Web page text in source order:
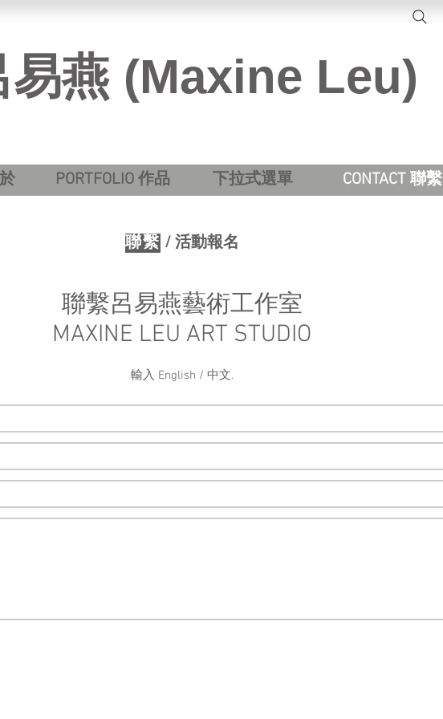
易燕 (Maxine Leu)
PORTFOLIO 作品 下拉式選單 CONTACT 聯繫
聯繫 / 活動報名
聯繫呂易燕藝術工作室
MAXINE LEU ART STUDIO
輸入 English / 中文.